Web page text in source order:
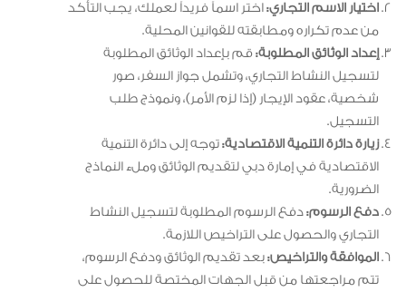
اختيار الاسم التجاري: اختر اسماً فريداً لعملك، يجب التأكد
من عدم تكراره ومطابقته للقوانين المحلية.
إعداد الوثائق المطلوبة:قم بإعداد الوثائق المطلوبة
لتسجيل النشاط التجاري، وتشمل جواز السفر، صور
شخصية، عقود الإيجار (إذا لزم الأمر)، ونموذج طلب
التسجيل.
زيارة دائرة التنمية الاقتصادية:توجه إلى دائرة التنمية
الاقتصادية في إمارة دبي لتقديم الوثائق وملء النماذج
الضرورية.
دفع الرسوم:دفع الرسوم المطلوبة لتسجيل النشاط
التجاري والحصول على التراخيص اللازمة.
الموافقة والتراخيص:بعد تقديم الوثائق ودفع الرسوم،
تتم مراجعتها من قبل الجهات المختصة للحصول على